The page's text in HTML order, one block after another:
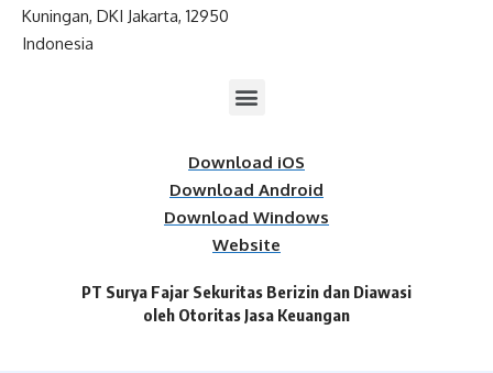
Kuningan, DKI Jakarta, 12950
Indonesia
Download iOS
Download Android
Download Windows
Website
PT Surya Fajar Sekuritas Berizin dan Diawasi
oleh Otoritas Jasa Keuangan​